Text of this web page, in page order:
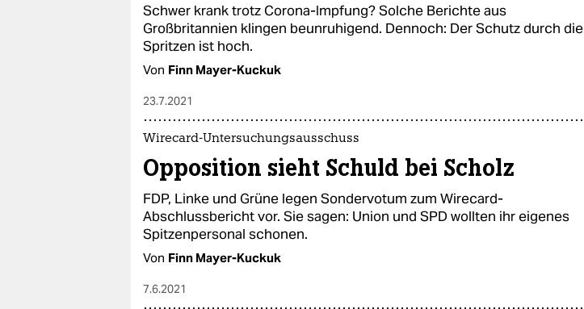
Schwer krank trotz Corona-Impfung? Solche Berichte aus
Großbritannien klingen beunruhigend. Dennoch: Der Schutz durch die
Spritzen ist hoch.
Von Finn Mayer-Kuckuk
23.7.2021
Wirecard-Untersuchungsausschuss
Opposition sieht Schuld bei Scholz
FDP, Linke und Grüne legen Sondervotum zum Wirecard-
Abschlussbericht vor. Sie sagen: Union und SPD wollten ihr eigenes
Spitzenpersonal schonen.
Von Finn Mayer-Kuckuk
7.6.2021